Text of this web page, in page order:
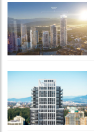
Traffic conditions
Show traffic incidents